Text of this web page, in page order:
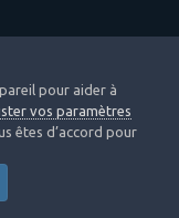
,
CC 3.0
pour aider à
vos paramètres
êtes d’accord pour